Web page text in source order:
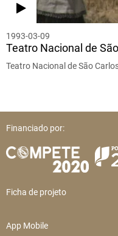
1993-03-09
Teatro Nacional de
Teatro Nacional de São
Financiado por:
Ficha de projeto
App Mobile